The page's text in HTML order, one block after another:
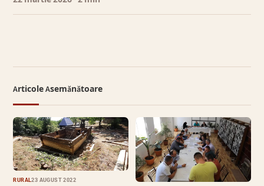
Articole Asemănătoare
RURAL23 AUGUST 2022